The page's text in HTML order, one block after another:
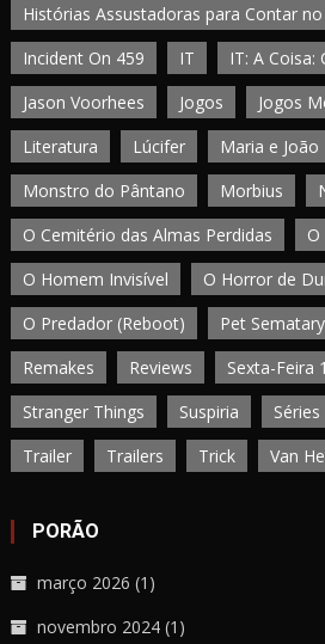
Histórias Assustadoras para Contar
Incident On 459
IT
IT: A Coisa:
Jason Voorhees
Jogos
Jogos
Literatura
Lúcifer
Maria e João
Monstro do Pântano
Morbius
O Cemitério das Almas Perdidas
O
O Homem Invisível
O Horror de
O Predador (Reboot)
Pet Sematary
Remakes
Reviews Sexta-Feira
Stranger Things
Suspiria Séries
Trailer
Trailers Trick Van
PORÃO
março 2026 (1)
novembro 2024 (1)